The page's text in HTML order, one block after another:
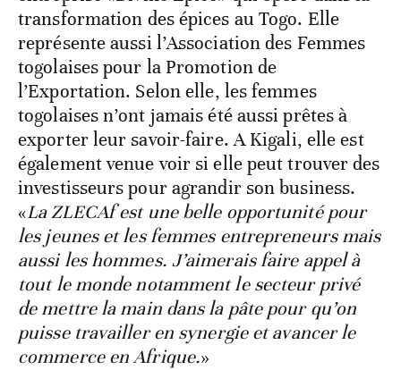
transformation des épices au Togo. Elle
représente aussi l’Association des Femmes
togolaises pour la Promotion de
l’Exportation. Selon elle, les femmes
togolaises n’ont jamais été aussi prêtes à
exporter leur savoir-faire. A Kigali, elle est
également venue voir si elle peut trouver des
investisseurs pour agrandir son business.
«La ZLECAf est une belle opportunité pour
les jeunes et les femmes entrepreneurs mais
aussi les hommes. J’aimerais faire appel à
tout le monde notamment le secteur privé
de mettre la main dans la pâte pour qu’on
puisse travailler en synergie et avancer le
commerce en Afrique.»